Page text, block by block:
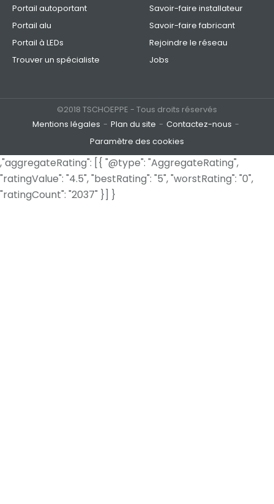
Portail autoportant
Portail alu
Portail à LEDs
Trouver un spécialiste
Savoir-faire installateur
Savoir-faire fabricant
Rejoindre le réseau
Jobs
©2018 TSCHOEPPE - Tous droits réservés
Mentions légales
Plan du site
Contactez-nous
Paramètre des cookies
,"aggregateRating": [{ "@type": "AggregateRating",
"ratingValue": "4.5", "bestRating": "5", "worstRating": "0",
"ratingCount": "2037" }] }